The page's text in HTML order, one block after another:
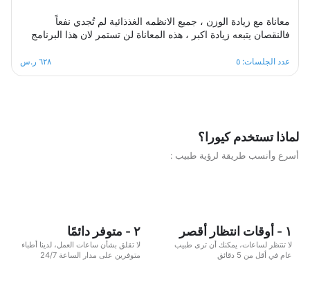
معاناة مع زيادة الوزن ، جميع الانظمه الغذذائية لم تُجدي نفعاً
فالنقصان يتبعه زيادة اكبر ، هذه المعاناة لن تستمر لان هذا البرنامج
وصولك للهدف ممكن ودون اي اضرار صحية مع ثبات على اسلوب
حياة صحي ومتوازن ، هذا البرنامج الغذائي مكون من خمس جلسات
عدد الجلسات: ٥ ٦٢٨ ر.س
لماذا تستخدم كيورا؟
أسرع وأنسب طريقة لرؤية طبيب :
١ - أوقات انتظار أقصر
لا تنتظر لساعات، يمكنك أن ترى طبيب
عام في أقل من 5 دقائق
٢ - متوفر دائمًا
لا تقلق بشأن ساعات العمل، لدينا أطباء
متوفرين على مدار الساعة 24/7